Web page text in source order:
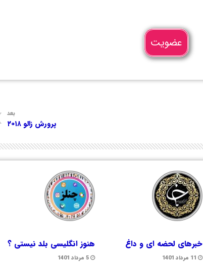
عضویت
بعد
پرورش زالو ۲۰۱۸
خبرهای لحضه ای و داغ
11 مرداد 1401
هنوز انگلیسی بلد نیستی ؟
5 مرداد 1401